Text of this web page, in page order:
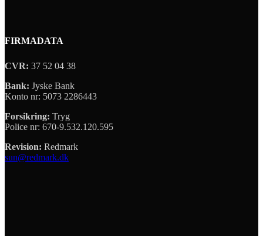
FIRMADATA
CVR: 37 52 04 38
Bank: Jyske Bank
Konto nr: 5073 2286443
Forsikring: Tryg
Police nr: 670-9.532.120.595
Revision: Redmark
sun@redmark.dk